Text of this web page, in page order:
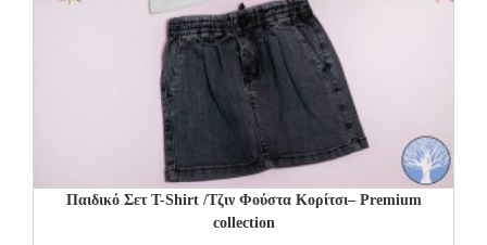
Παιδικό Σετ T-Shirt /Τζιν Φούστα Κορίτσι– Premium
collection